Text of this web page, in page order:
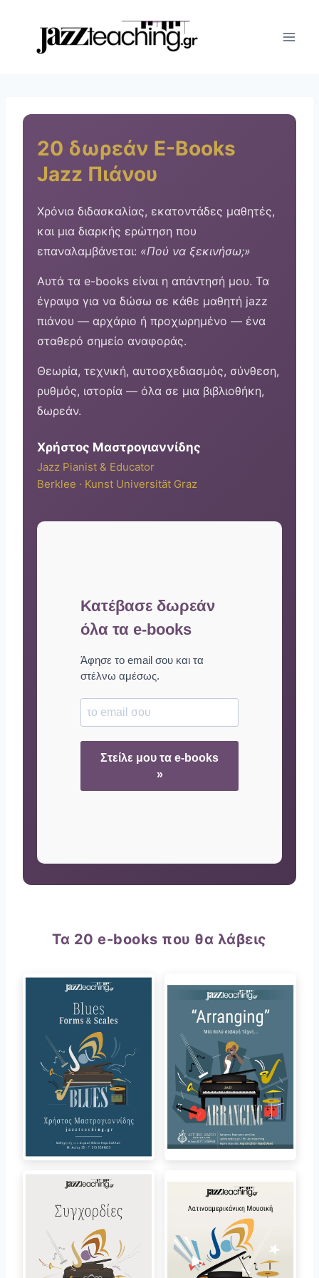
content
20 δωρεάν E-Books
Jazz Πιάνου
Χρόνια διδασκαλίας, εκατοντάδες μαθητές,
και μια διαρκής ερώτηση που
επαναλαμβάνεται: «Πού να ξεκινήσω;»
Αυτά τα e-books είναι η απάντησή μου. Τα
έγραψα για να δώσω σε κάθε μαθητή jazz
πιάνου — αρχάριο ή προχωρημένο — ένα
σταθερό σημείο αναφοράς.
Θεωρία, τεχνική, αυτοσχεδιασμός, σύνθεση,
ρυθμός, ιστορία — όλα σε μια βιβλιοθήκη,
δωρεάν.
Χρήστος Μαστρογιαννίδης
Jazz Pianist & Educator
Berklee · Kunst Universität Graz
Κατέβασε δωρεάν
όλα τα e-books
Άφησε το email σου και τα
στέλνω αμέσως.
Στείλε μου τα e-books
»
Τα 20 e-books που θα λάβεις